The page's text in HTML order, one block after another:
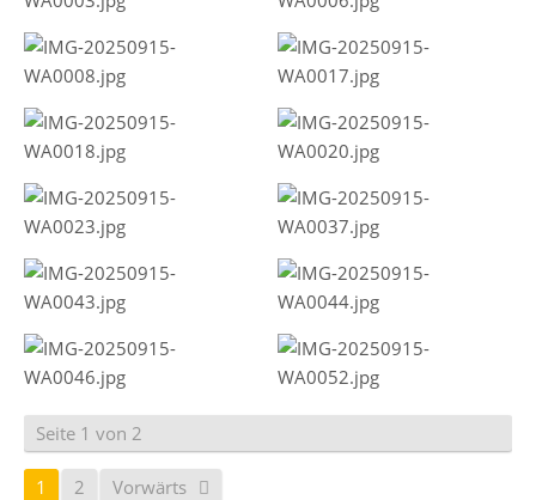
Seite 1 von 2
1 2 Vorwärts